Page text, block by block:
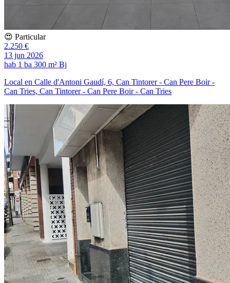
😍 Particular
2.250 €
13 jun 2026
hab 1 ba 300 m² Bj
Local en Calle d'Antoni Gaudí, 6, Can Tintorer - Can Pere Boir -
Can Tries, Can Tintorer - Can Pere Boir - Can Tries